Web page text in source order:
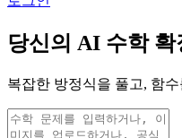
당신의 AI 수학 확
복잡한 방정식을 풀고, 함